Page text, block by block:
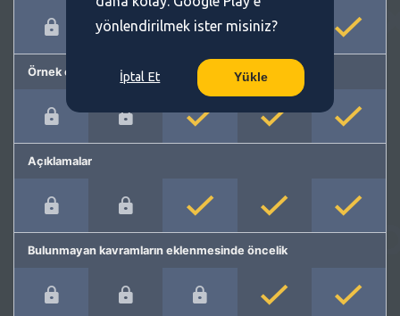
Örnek cümleler
Açıklamalar
Bulunmayan kavramların eklenmesinde öncelik
yönlendirilmek ister misiniz?
İptal Et Yükle